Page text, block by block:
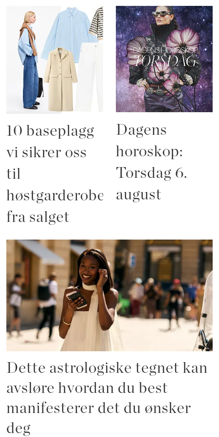
10 baseplagg
vi sikrer oss
til
høstgarderoben
fra salget
Dagens
horoskop:
Torsdag 6.
august
Dette astrologiske tegnet kan
avsløre hvordan du best
manifesterer det du ønsker
deg